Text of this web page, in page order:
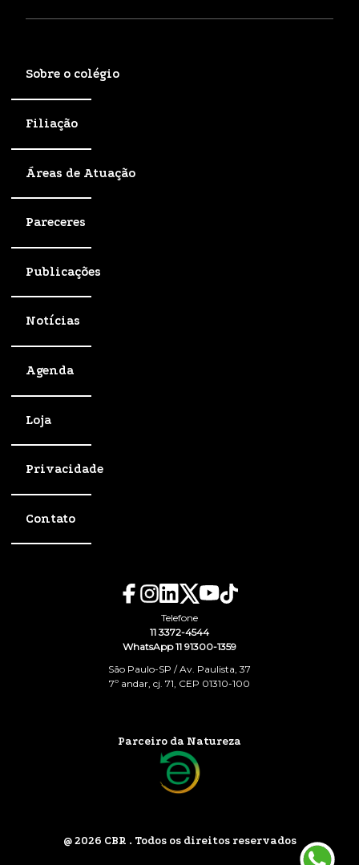
Sobre o colégio
Filiação
Áreas de Atuação
Pareceres
Publicações
Notícias
Agenda
Loja
Privacidade
Contato
Telefone
11 3372-4544
WhatsApp 11 91300-1359
São Paulo-SP / Av. Paulista, 37
7º andar, cj. 71, CEP 01310-100
Parceiro da Natureza
@ 2026 CBR . Todos os direitos reservados